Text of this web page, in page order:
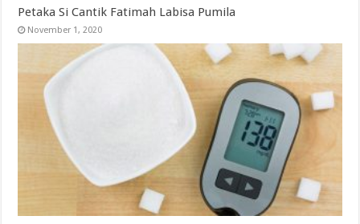
Petaka Si Cantik Fatimah Labisa Pumila
November 1, 2020